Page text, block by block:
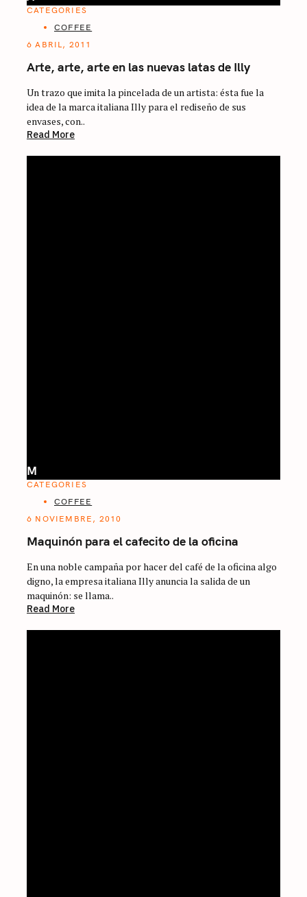
CATEGORIES
COFFEE
6 ABRIL, 2011
Arte, arte, arte en las nuevas latas de Illy
Un trazo que imita la pincelada de un artista: ésta fue la
idea de la marca italiana Illy para el rediseño de sus
envases, con..
Read More
M
CATEGORIES
COFFEE
6 NOVIEMBRE, 2010
Maquinón para el cafecito de la oficina
En una noble campaña por hacer del café de la oficina algo
digno, la empresa italiana Illy anuncia la salida de un
maquinón: se llama..
Read More